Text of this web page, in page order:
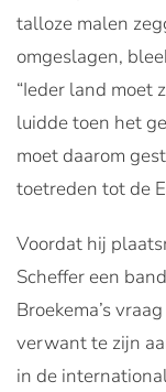
talloze malen
omgeslagen,
“Ieder land moet
luidde toen het
moet daarom
toetreden tot de
Voordat hij
Scheffer een
Broekema’s
verwant te zijn
in de